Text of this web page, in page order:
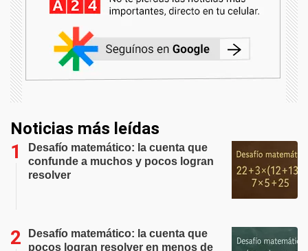
Noticias más leídas
Desafío matemático: la cuenta que
confunde a muchos y pocos logran
resolver
Desafío matemático: la cuenta que
pocos logran resolver en menos de